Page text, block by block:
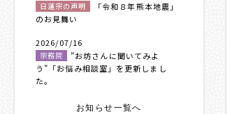
日蓮宗の声明
「令和８年熊本地震」
のお見舞い
2026/07/16
宗務院
”お坊さんに聞いてみよ
う”「お悩み相談室」を更新しまし
た。
お知らせ一覧へ